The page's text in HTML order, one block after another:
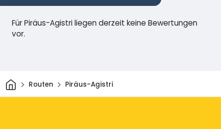
Für Piräus-Agistri liegen derzeit keine Bewertungen
vor.
HeimRouten Piräus-Agistri